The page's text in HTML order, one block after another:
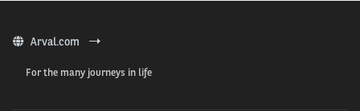
Arval.com
For the many journeys in life